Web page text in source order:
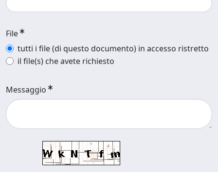
File
tutti i file (di questo documento) in accesso ristretto
il file(s) che avete richiesto
Messaggio